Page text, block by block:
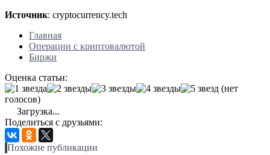
Источник: cryptocurrency.tech
Главная
Операции с криптовалютой
Биржи
Оценка статьи:
(нет
голосов)
Загрузка...
Поделиться с друзьями:
Похожие публикации